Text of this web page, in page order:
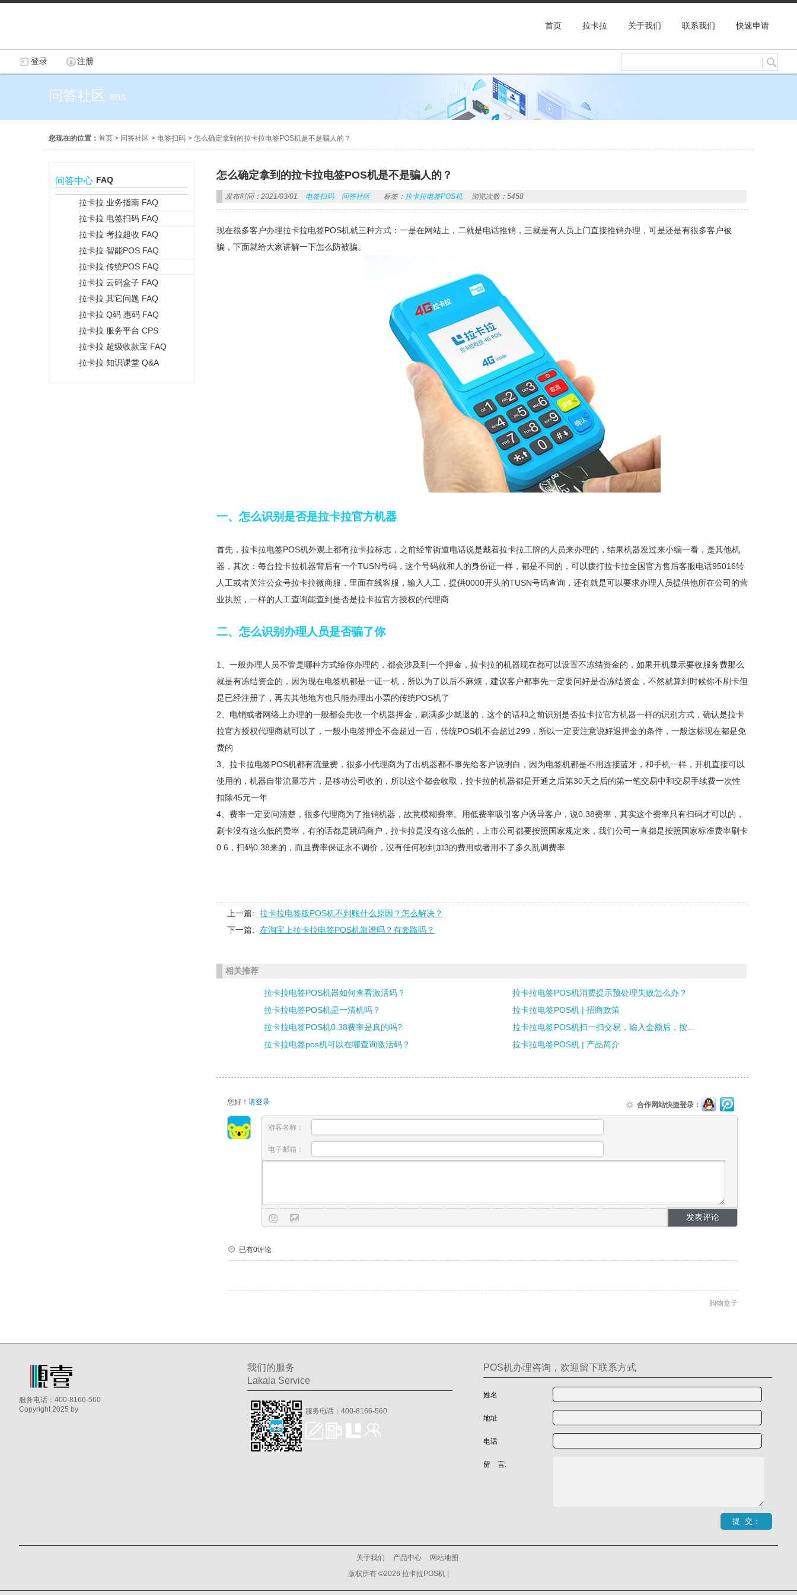
首页 拉卡拉 关于我们 联系我们 快速申请
登录 注册
问答社区 BBS
您现在的位置： 首页 > 问答社区 > 电签扫码 > 怎么确定拿到的拉卡拉电签POS机是不是骗人的？
问答中心 FAQ
拉卡拉 业务指南 FAQ
拉卡拉 电签扫码 FAQ
拉卡拉 考拉超收 FAQ
拉卡拉 智能POS FAQ
拉卡拉 传统POS FAQ
拉卡拉 云码盒子 FAQ
拉卡拉 其它问题 FAQ
拉卡拉 Q码 惠码 FAQ
拉卡拉 服务平台 CPS
拉卡拉 超级收款宝 FAQ
拉卡拉 知识课堂 Q&A
怎么确定拿到的拉卡拉电签POS机是不是骗人的？
发布时间：2021/03/01 电签扫码 问答社区 标签： 拉卡拉电签POS机 浏览次数：5458
现在很多客户办理拉卡拉电签POS机就三种方式：一是在网站上，二就是电话推销，三就是有人员上门直接推销办理，可是还是有很多客户被
骗，下面就给大家讲解一下怎么防被骗。
一、怎么识别是否是拉卡拉官方机器
首先，拉卡拉电签POS机外观上都有拉卡拉标志，之前经常街道电话说是戴着拉卡拉工牌的人员来办理的，结果机器发过来小编一看，是其他机
器，其次：每台拉卡拉机器背后有一个TUSN号码，这个号码就和人的身份证一样，都是不同的，可以拨打拉卡拉全国官方售后客服电话95016转
人工或者关注公众号拉卡拉微商服，里面在线客服，输入人工，提供0000开头的TUSN号码查询，还有就是可以要求办理人员提供他所在公司的营
业执照，一样的人工查询能查到是否是拉卡拉官方授权的代理商
二、怎么识别办理人员是否骗了你
1、一般办理人员不管是哪种方式给你办理的，都会涉及到一个押金，拉卡拉的机器现在都可以设置不冻结资金的，如果开机显示要收服务费那么
就是有冻结资金的，因为现在电签机都是一证一机，所以为了以后不麻烦，建议客户都事先一定要问好是否冻结资金，不然就算到时候你不刷卡但
是已经注册了，再去其他地方也只能办理出小票的传统POS机了
2、电销或者网络上办理的一般都会先收一个机器押金，刷满多少就退的，这个的话和之前识别是否拉卡拉官方机器一样的识别方式，确认是拉卡
拉官方授权代理商就可以了，一般小电签押金不会超过一百，传统POS机不会超过299，所以一定要注意说好退押金的条件，一般达标现在都是免
费的
3、拉卡拉电签POS机都有流量费，很多小代理商为了出机器都不事先给客户说明白，因为电签机都是不用连接蓝牙，和手机一样，开机直接可以
使用的，机器自带流量芯片，是移动公司收的，所以这个都会收取，拉卡拉的机器都是开通之后第30天之后的第一笔交易中和交易手续费一次性
扣除45元一年
4、费率一定要问清楚，很多代理商为了推销机器，故意模糊费率。用低费率吸引客户诱导客户，说0.38费率，其实这个费率只有扫码才可以的，
刷卡没有这么低的费率，有的话都是跳码商户，拉卡拉是没有这么低的，上市公司都要按照国家规定来，我们公司一直都是按照国家标准费率刷卡
0.6，扫码0.38来的，而且费率保证永不调价，没有任何秒到加3的费用或者用不了多久乱调费率
上一篇:
拉卡拉电签版POS机不到账什么原因？怎么解决？
下一篇:
在淘宝上拉卡拉电签POS机靠谱吗？有套路吗？
相关推荐
拉卡拉电签POS机器如何查看激活码？
拉卡拉电签POS机消费提示预处理失败怎么办？
拉卡拉电签POS机是一清机吗？
拉卡拉电签POS机 | 招商政策
拉卡拉电签POS机0.38费率是真的吗?
拉卡拉电签POS机扫一扫交易，输入金额后，按...
拉卡拉电签pos机可以在哪查询激活码？
拉卡拉电签POS机 | 产品简介
您好！请登录 合作网站快捷登录：
游客名称：
电子邮箱：
已有0评论
购物盒子
服务电话：400-8166-560
Copyright 2025 by
我们的服务
Lakala Service
服务电话：400-8166-560
POS机办理咨询，欢迎留下联系方式
姓名
地址
电话
留 言:
关于我们 产品中心
网站地图
版权所有 ©2026 拉卡拉POS机 |